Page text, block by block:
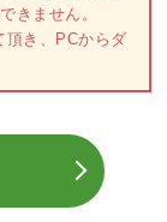
きません。
頂き、PCからダ